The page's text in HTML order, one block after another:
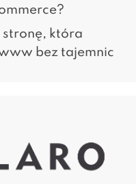
która
bez tajemnic